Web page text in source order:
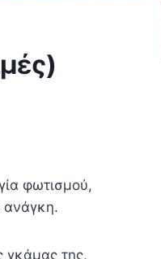
φωτισμού,
ανάγκη.
γκάμας της,